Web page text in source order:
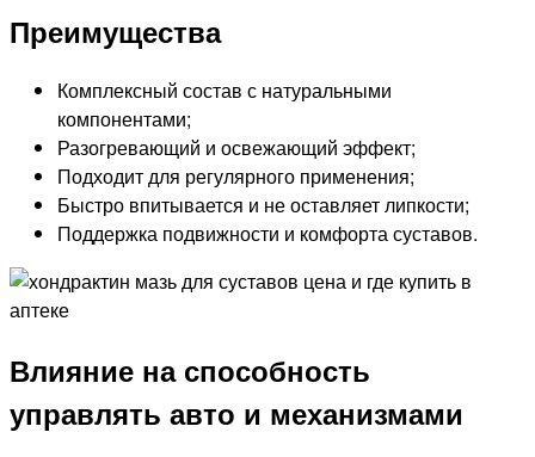
Преимущества
Комплексный состав с натуральными
компонентами;
Разогревающий и освежающий эффект;
Подходит для регулярного применения;
Быстро впитывается и не оставляет липкости;
Поддержка подвижности и комфорта суставов.
Влияние на способность
управлять авто и механизмами